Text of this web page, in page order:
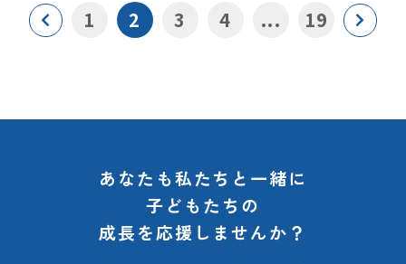
1 2 3 4 ... 19
あなたも私たちと一緒に
子どもたちの
成長を応援しませんか？